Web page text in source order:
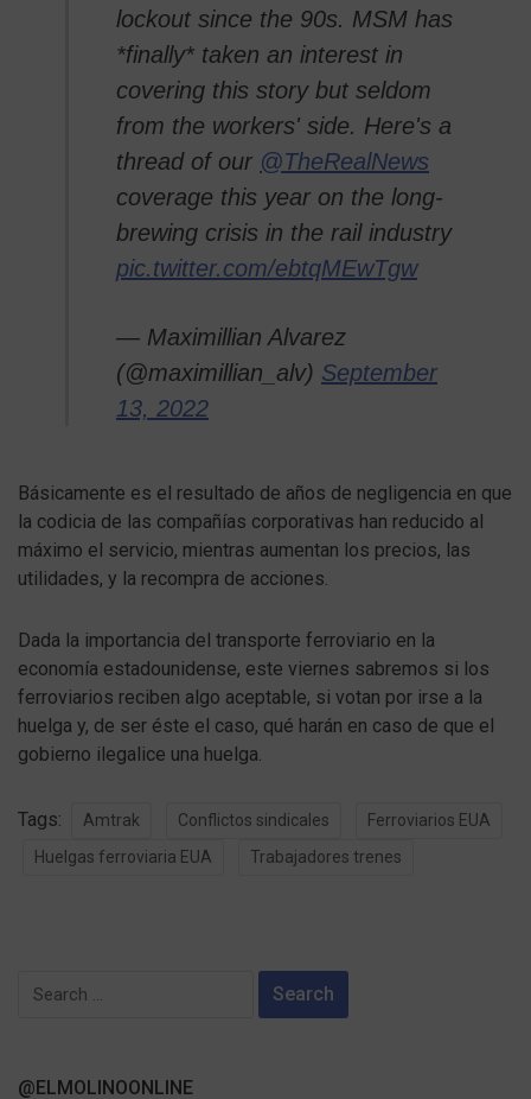
lockout since the 90s. MSM has
*finally* taken an interest in
covering this story but seldom
from the workers' side. Here's a
thread of our @TheRealNews
coverage this year on the long-
brewing crisis in the rail industry
pic.twitter.com/ebtqMEwTgw
— Maximillian Alvarez
(@maximillian_alv) September
13, 2022
Básicamente es el resultado de años de negligencia en que
la codicia de las compañías corporativas han reducido al
máximo el servicio, mientras aumentan los precios, las
utilidades, y la recompra de acciones.
Dada la importancia del transporte ferroviario en la
economía estadounidense, este viernes sabremos si los
ferroviarios reciben algo aceptable, si votan por irse a la
huelga y, de ser éste el caso, qué harán en caso de que el
gobierno ilegalice una huelga.
Tags: Amtrak Conflictos sindicales
Ferroviarios EUA
Huelgas ferroviaria EUA
Trabajadores trenes
Search
@ELMOLINOONLINE